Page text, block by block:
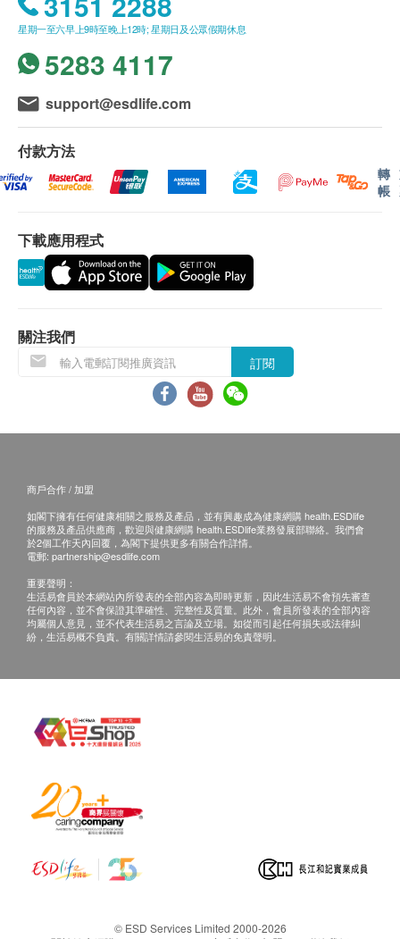
高度（毫米）：860-970
產品尺寸（毫米）：860-970x610x590
顏色：白色
從牆壁到座椅前方的深度（毫米）：535
從座位到頂部的高度（毫米）：420
最大用戶體重（公斤）：190
總深度（毫米）：535
座椅深度（毫米）：380
臂間寬度（毫米）：465
我們將於確定訂單後5-7個工作天內安排發貨。
不排除運送時間會因節日而有所影響。當八號烈風
訊號懸掛或黑色暴雨警告生效時，送貨服務時間將
所有訂單須視乎相關貨品的供應情況再作最後確
認。倘若生活易未能提供任何訂單上的貨品，生活
易有權拒絕接受該訂單，並且會於送貨前透過電話
或電郵通知顧客再作安排。
貨品質量保證，於顧客收到產品當日起計，12個
月。
當顧客收取已訂購之貨品時，有責任檢查貨品是否
有損毀情況，一經確認簽收，恕不接受退換。
退換產品必須包裝完整，如退換之產品有任何殘缺
或過期退回，供應商有權不受理。
如有其他損壞或遺漏查詢，顧客必須保留有效收據
Universal Lohas Group Company Limited 客戶服
電郵: sales@universallohas.com
查詢熱線: 25527685
星期一至六早上9時至晚上12時; 星期日及公眾假期休息
5283 4117
support@esdlife.com
付款方法
轉
帳
下載應用程式
關注我們
訂閱
商戶合作 / 加盟
如閣下擁有任何健康相關之服務及產品，並有興趣成為健康網購 health.ESDlife
的服務及產品供應商，歡迎與健康網購 health.ESDlife業務發展部聯絡。我們會
於2個工作天內回覆，為閣下提供更多有關合作詳情。
電郵: partnership@esdlife.com
重要聲明：
生活易會員於本網站內所發表的全部內容為即時更新，因此生活易不會預先審查
任何內容，並不會保證其準確性、完整性及質量。此外，會員所發表的全部內容
均屬個人意見，並不代表生活易之言論及立場。如從而引起任何損失或法律糾
紛，生活易概不負責。有關詳情請參閱生活易的免責聲明。
© ESD Services Limited 2000-2026